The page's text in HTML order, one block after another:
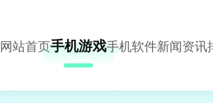
网站首页手机游戏手机软件新闻资讯